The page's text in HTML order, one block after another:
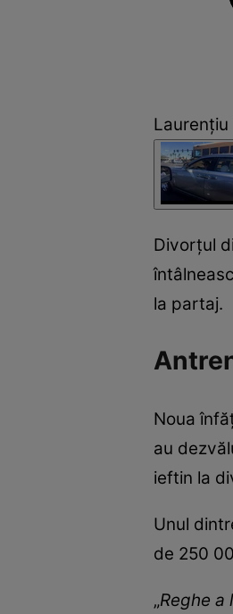
Laurențiu
Divorțul
la partaj.
Noua
au
ieftin la
Unul
de 250
„Reghe a